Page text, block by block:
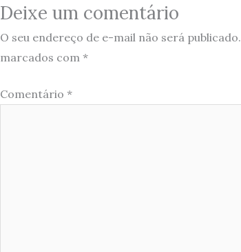
Deixe um comentário
O seu endereço de e-mail não será publicado.
marcados com *
Comentário *